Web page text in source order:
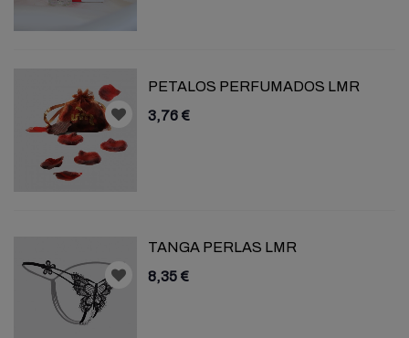
PETALOS PERFUMADOS LMR
3,76 €
TANGA PERLAS LMR
8,35 €